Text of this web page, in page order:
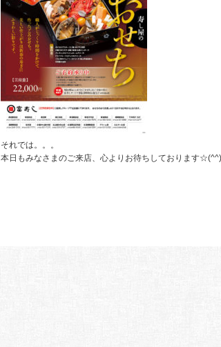
それでは。。。
本日もみなさまのご来店、心よりお待ちしております